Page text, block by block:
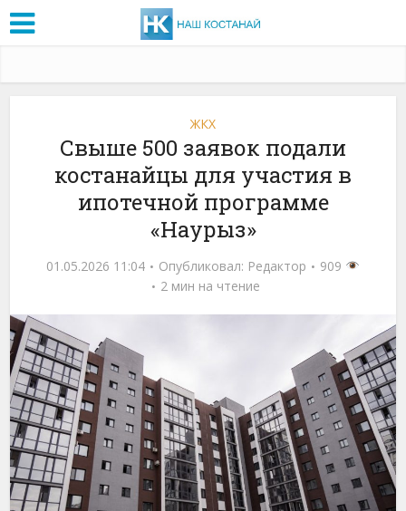
ЖКХ
Свыше 500 заявок подали
костанайцы для участия в
ипотечной программе
«Наурыз»
01.05.2026 11:04 Опубликовал: Редактор
909
2 мин на чтение